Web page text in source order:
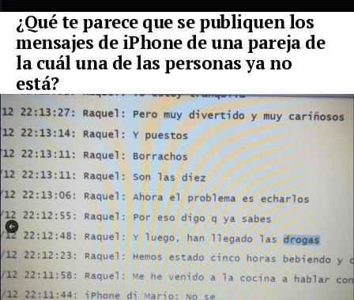
¿Qué te parece que se publiquen los
mensajes de iPhone de una pareja de
la cuál una de las personas ya no
está?